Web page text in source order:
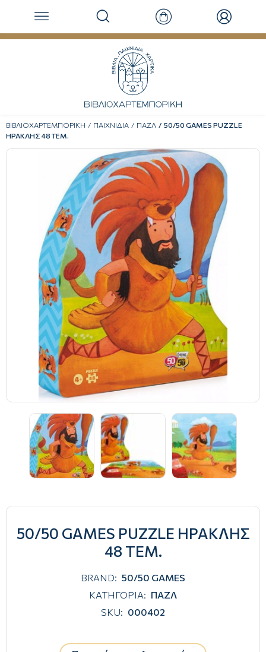
ΒΙΒΛΙΟΧΑΡΤΕΜΠΟΡΙΚΗ ΠΑΙΧΝΙΔΙΑ ΠΑΖΛ
50/50 GAMES PUZZLE
ΗΡΑΚΛΗΣ 48 ΤΕΜ.
50/50 GAMES PUZZLE ΗΡΑΚΛΗΣ
48 ΤΕΜ.
BRAND: 50/50 GAMES
ΚΑΤΗΓΟΡΙΑ: ΠΑΖΛ
SKU: 000402